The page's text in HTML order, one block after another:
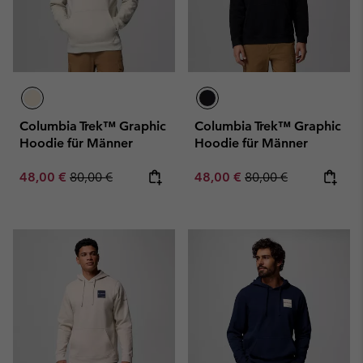
Columbia Trek™ Graphic
Hoodie für Männer
Sale price:
48,00 € Regular price:
80,00 €
Columbia Trek™ Graphic
Hoodie für Männer
Sale price:
48,00 € Regular price:
80,00 €